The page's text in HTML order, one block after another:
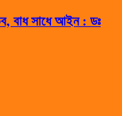
বাধ সাধে আইন : ডঃ